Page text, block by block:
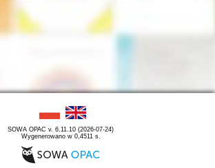
SOWA OPAC v. 6.11.10 (2026-07-24)
Wygenerowano w 0,4511 s.